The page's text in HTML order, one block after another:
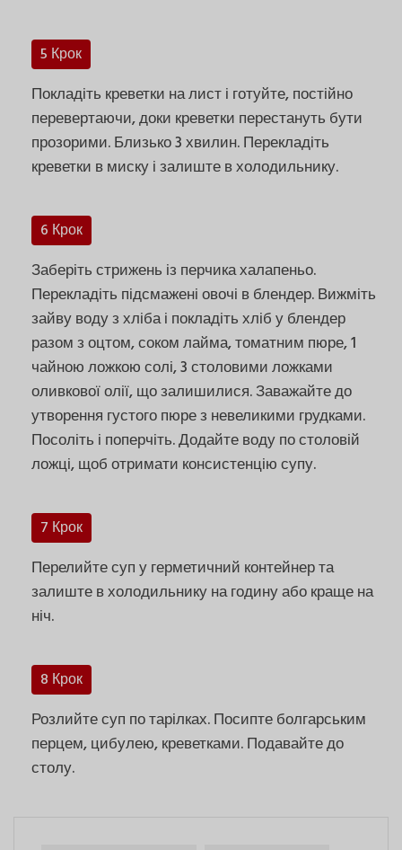
5 Крок
Покладіть креветки на лист і готуйте, постійно
перевертаючи, доки креветки перестануть бути
прозорими. Близько 3 хвилин. Перекладіть
креветки в миску і залиште в холодильнику.
6 Крок
Заберіть стрижень із перчика халапеньо.
Перекладіть підсмажені овочі в блендер. Вижміть
зайву воду з хліба і покладіть хліб у блендер
разом з оцтом, соком лайма, томатним пюре, 1
чайною ложкою солі, 3 столовими ложками
оливкової олії, що залишилися. Заважайте до
утворення густого пюре з невеликими грудками.
Посоліть і поперчіть. Додайте воду по столовій
ложці, щоб отримати консистенцію супу.
7 Крок
Перелийте суп у герметичний контейнер та
залиште в холодильнику на годину або краще на
ніч.
8 Крок
Розлийте суп по тарілках. Посипте болгарським
перцем, цибулею, креветками. Подавайте до
столу.